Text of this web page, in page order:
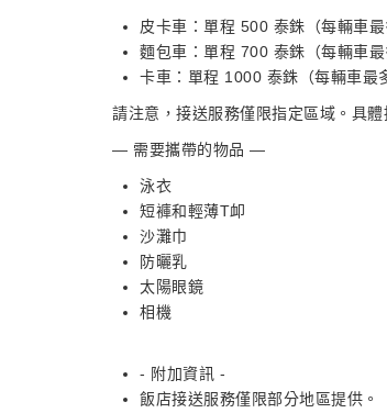
皮卡車：單程 500 泰銖（每輛車最
麵包車：單程 700 泰銖（每輛車最
卡車：單程 1000 泰銖（每輛車最
請注意，接送服務僅限指定區域。具
— 需要攜帶的物品 —
泳衣
短褲和輕薄T卹
沙灘巾
防曬乳
太陽眼鏡
相機
- 附加資訊 -
飯店接送服務僅限部分地區提供。